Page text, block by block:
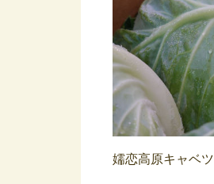
嬬恋高原キャベ